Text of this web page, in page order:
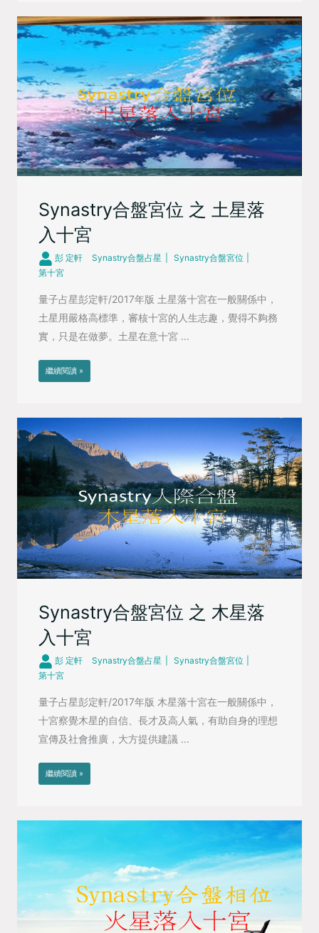
Synastry合盤宮位 之 土星落
入十宮
彭 定軒 Synastry合盤占星
Synastry合盤宮位
第十宮
量子占星彭定軒/2017年版 土星落十宮在一般關係中，
土星用嚴格高標準，審核十宮的人生志趣，覺得不夠務
實，只是在做夢。土星在意十宮 ...
繼續閱讀 »
Synastry合盤宮位 之 木星落
入十宮
彭 定軒 Synastry合盤占星
Synastry合盤宮位
第十宮
量子占星彭定軒/2017年版 木星落十宮在一般關係中，
十宮察覺木星的自信、長才及高人氣，有助自身的理想
宣傳及社會推廣，大方提供建議 ...
繼續閱讀 »